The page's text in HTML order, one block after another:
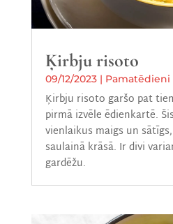
Ķirbju risoto
09/12/2023| Pamatēdieni
Ķirbju risoto garšo pat
pirmā izvēle ēdienkartē.
vienlaikus maigs un
saulainā krāsā. Ir divi
gardēžu.